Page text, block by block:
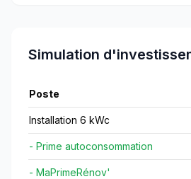
Simulation
Poste
Installation 6 kWc
- Prime autoconsommation
- MaPrimeRénov'